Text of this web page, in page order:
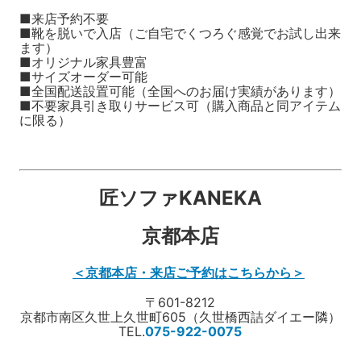
■来店予約不要
■靴を脱いで入店（ご自宅でくつろぐ感覚でお試し出来
ます）
■オリジナル家具豊富
■サイズオーダー可能
■全国配送設置可能（全国へのお届け実績があります）
■不要家具引き取りサービス可（購入商品と同アイテム
に限る）
匠ソファKANEKA
京都本店
＜京都本店・来店ご予約はこちらから＞
〒601-8212
京都市南区久世上久世町605（久世橋西詰ダイエー隣）
TEL.075-922-0075